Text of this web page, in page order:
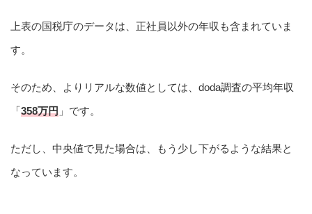
上表の国税庁のデータは、正社員以外の年収も含まれていま
す。
そのため、よりリアルな数値としては、doda調査の平均年収
「358万円 」です。
ただし、中央値で見た場合は、もう少し下がるような結果と
なっています。